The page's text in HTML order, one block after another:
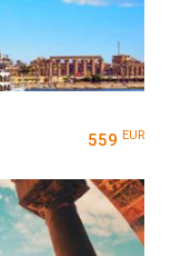
559 EUR